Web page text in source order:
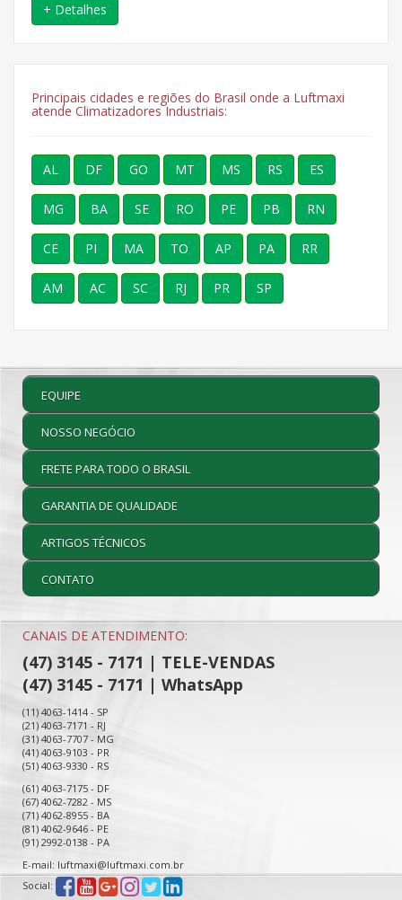
+ Detalhes
Principais cidades e regiões do Brasil onde a Luftmaxi
atende Climatizadores Industriais:
AL DF GO MT MS RS ES
MG BA SE RO PE PB RN
CE PI MA TO AP PA RR
AM AC SC RJ PR SP
EQUIPE
NOSSO NEGÓCIO
FRETE PARA TODO O BRASIL
GARANTIA DE QUALIDADE
ARTIGOS TÉCNICOS
CONTATO
CANAIS DE ATENDIMENTO:
(47) 3145 - 7171 | TELE-VENDAS
(47) 3145 - 7171 | WhatsApp
(11) 4063-1414 - SP
(21) 4063-7171 - RJ
(31) 4063-7707 - MG
(41) 4063-9103 - PR
(51) 4063-9330 - RS
(61) 4063-7175 - DF
(67) 4062-7282 - MS
(71) 4062-8955 - BA
(81) 4062-9646 - PE
(91) 2992-0138 - PA
E-mail: luftmaxi@luftmaxi.com.br
Social: